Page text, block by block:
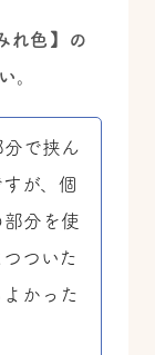
れ色】の
。
分で挟ん
が、個
部分を使
ついた
かった